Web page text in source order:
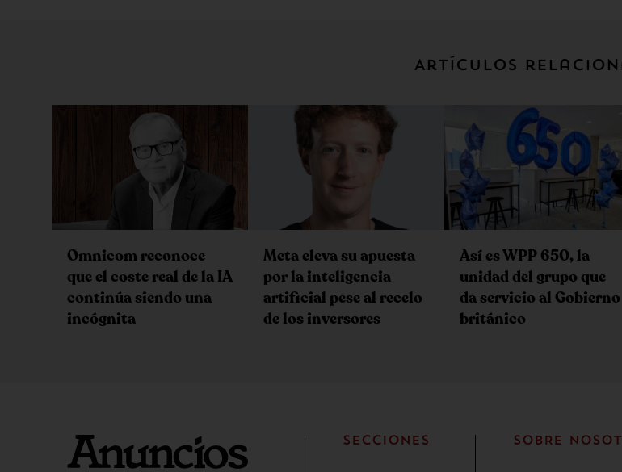
Artículos
Omnicom reconoce
que el coste real de la IA
continúa siendo una
incógnita
Meta eleva su apuesta
por la inteligencia
artificial pese al recelo
de los inversores
Así es WPP 650, la
unidad del grupo que
da servicio al Gobierno
británico
SECCIONES SOBRE